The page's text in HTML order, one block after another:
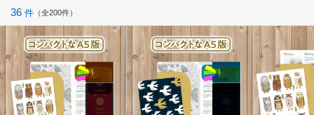
36 件 全200件